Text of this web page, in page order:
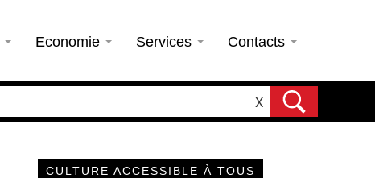
Economie Services Contacts
X
CULTURE ACCESSIBLE À TOUS